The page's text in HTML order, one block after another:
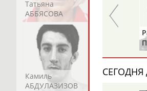
Татьяна
АББЯСОВА
Акжана
Камиль
АБДУЛАЗИЗОВ
Загалав
Нина
БУЛГАКОВА